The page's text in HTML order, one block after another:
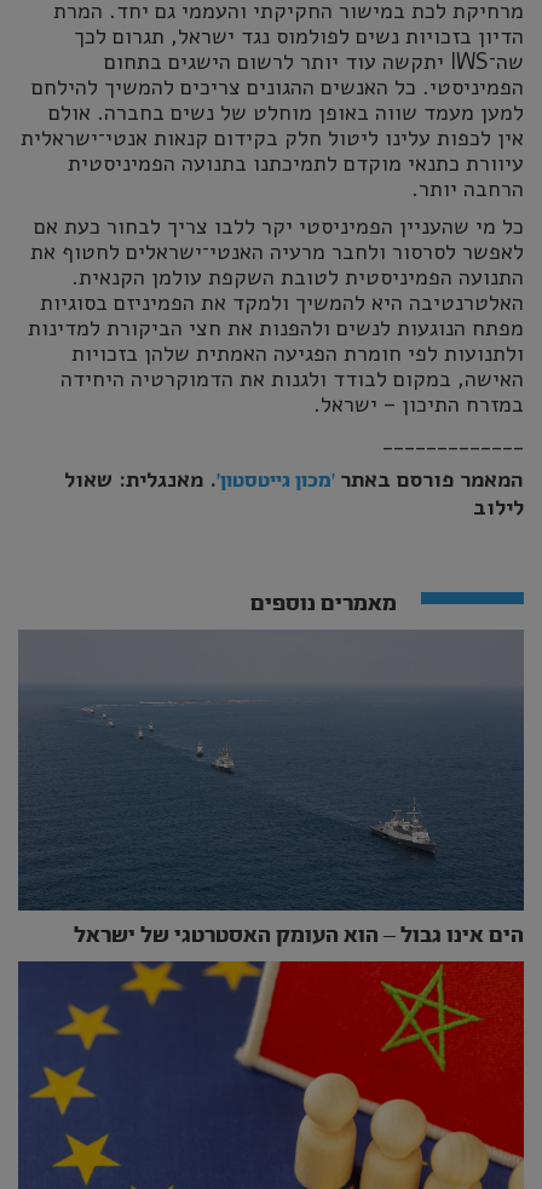
מרחיקת לכת במישור החקיקתי והעממי גם יחד. המרת
הדיון בזכויות נשים לפולמוס נגד ישראל, תגרום לכך
שה־IWS יתקשה עוד יותר לרשום הישגים בתחום
הפמיניסטי. כל האנשים ההגונים צריכים להמשיך להילחם
למען מעמד שווה באופן מוחלט של נשים בחברה. אולם
אין לכפות עלינו ליטול חלק בקידום קנאות אנטי־ישראלית
עיוורת כתנאי מוקדם לתמיכתנו בתנועה הפמיניסטית
הרחבה יותר.
כל מי שהעניין הפמיניסטי יקר ללבו צריך לבחור כעת אם
לאפשר לסרסור ולחבר מרעיה האנטי־ישראלים לחטוף את
התנועה הפמיניסטית לטובת השקפת עולמן הקנאית.
האלטרנטיבה היא להמשיך ולמקד את הפמיניזם בסוגיות
מפתח הנוגעות לנשים ולהפנות את חצי הביקורת למדינות
ולתנועות לפי חומרת הפגיעה האמתית שלהן בזכויות
האישה, במקום לבודד ולגנות את הדמוקרטיה היחידה
במזרח התיכון – ישראל.
_____________
המאמר פורסם באתר 'מכון גייטסטון'. מאנגלית: שאול
לילוב
מאמרים נוספים
הים אינו גבול – הוא העומק האסטרטגי של ישראל